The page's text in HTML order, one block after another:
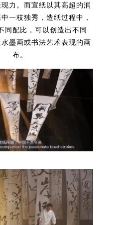
力。而宣纸以其高超的润
一枝独秀，造纸过程中，
同配比，可以创造出不同
墨画或书法艺术表现的画
布。